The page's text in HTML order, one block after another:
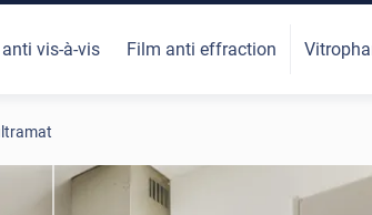
vis-à-vis Film anti effraction